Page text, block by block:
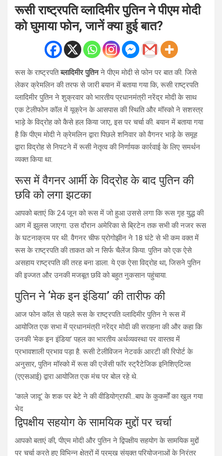
रूसी राष्ट्रपति व्लादिमीर पुतिन ने पीएम मोदी
को घुमाया फोन, जानें क्या हुई बात?
रूस के राष्ट्रपतिब्लादिमीर पुतिनने पीएम मोदी से फोन पर बात की. जिसे
लेकर क्रेमलिन की तरफ से जारी बयान में बताया गया कि, रूसी राष्ट्रपति
व्लादिमीर पुतिन ने शुक्रवार को भारतीय प्रधानमंत्री नरेंद्र मोदी के साथ
एक टेलीफोन कॉल में यूक्रेन के आसपास की स्थिति और मॉस्को ने सशस्त्र
भाड़े के विद्रोह को कैसे हल किया जाए, इस पर चर्चा की. बयान में बताया गया
है कि पीएम मोदी ने क्रेमलिन द्वारा पिछले शनिवार को वैगनर भाड़े के समूह
द्वारा विद्रोह से निपटने में रूसी नेतृत्व की निर्णायक कार्रवाई के लिए समर्थन
व्यक्त किया था.
रूस में वैगनर आर्मी के विद्रोह के बाद पुतिन की
छवि को लगा झटका
आपको बताएं कि 24 जून को रूस में जो हुआ उससे लगा कि रूस गृह युद्ध की
आग में झुलस जाएगा. उस दौरान अमेरिका से ब्रिटेन तक सभी की नजर रूस
के घटनाक्रम पर थी. वैगनर चीफ प्रोगोझीन ने 18 घंटे से भी कम वक्त में
रूस के राष्ट्रपति की ताकत को न सिर्फ चैलेंज किया. पुतिन को एक ऐसे
असहाय राष्ट्रपति की तरह बना डाला. ये एक ऐसा विद्रोह था, जिसने पुतिन
की इज्जत और उनकी मजबूत छवि को बहुत नुकसान पहुंचाया.
पुतिन ने ‘मेक इन इंडिया’ की तारीफ की
आज फोन कॉल से पहले रूस के राष्ट्रपति व्लादिमीर पुतिन ने रूस में
आयोजित एक सभा में प्रधानमंत्री नरेंद्र मोदी की सराहना की और कहा कि
उनकी ‘मेक इन इंडिया’ पहल का भारतीय अर्थव्यवस्था पर वास्तव में
प्रभावशाली प्रभाव पड़ा है. रूसी टेलीविजन नेटवर्क आरटी की रिपोर्ट के
अनुसार, पुतिन मॉस्को में रूस की एजेंसी फॉर स्ट्रैटेजिक इनिशिएटिव्स
(एएसआई) द्वारा आयोजित एक मंच पर बोल रहे थे.
‘काले जादू’ के शक पर बेटे ने की वीडियोग्राफी…बाप के कुकर्मों का खुल गया
भेद
द्विपक्षीय सहयोग के सामयिक मुद्दों पर चर्चा
आपको बताएं की, पीएम मोदी और पुतिन ने द्विपक्षीय सहयोग के सामयिक मुद्दों
पर चर्चा करते हुए विभिन्न क्षेत्रों में प्रमुख संयुक्त परियोजनाओं के निरंतर